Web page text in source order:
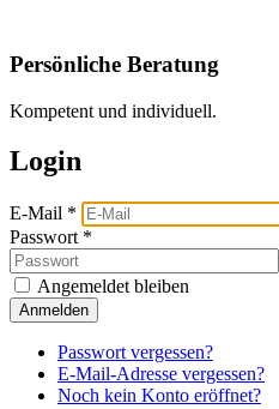
Persönliche Beratung
Kompetent und individuell.
Login
E-Mail *
Passwort *
Angemeldet bleiben
Anmelden
Passwort vergessen?
E-Mail-Adresse vergessen?
Noch kein Konto eröffnet?